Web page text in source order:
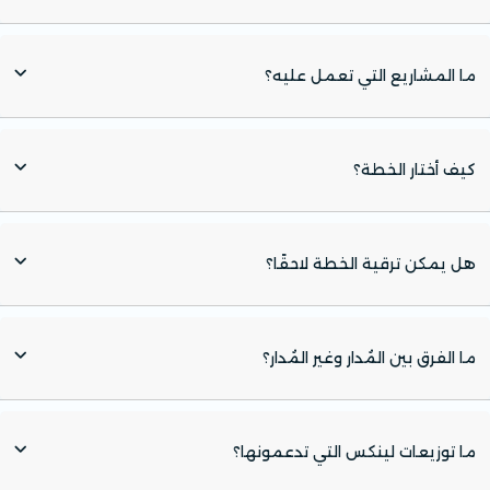
ما المشاريع التي تعمل عليه؟
كيف أختار الخطة؟
هل يمكن ترقية الخطة لاحقًا؟
ما الفرق بين المُدار وغير المُدار؟
ما توزيعات لينكس التي تدعمونها؟